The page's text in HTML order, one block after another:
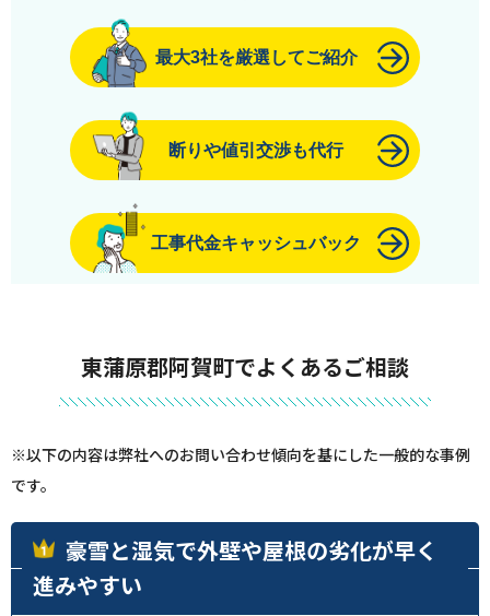
最大3社を厳選してご紹介
断りや値引交渉も代行
工事代金キャッシュバック
東蒲原郡阿賀町でよくあるご相談
※以下の内容は弊社へのお問い合わせ傾向を基にした一般的な事例
です。
豪雪と湿気で外壁や屋根の劣化が早く
進みやすい